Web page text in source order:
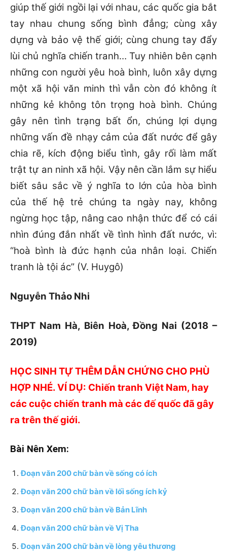
giúp thế giới ngồi lại với nhau, các quốc gia bắt
tay nhau chung sống bình đẳng; cùng xây
dựng và bảo vệ thế giới; cùng chung tay đẩy
lùi chủ nghĩa chiến tranh… Tuy nhiên bên cạnh
những con người yêu hoà bình, luôn xây dựng
một xã hội văn minh thì vẫn còn đó không ít
những kẻ không tôn trọng hoà bình. Chúng
gây nên tình trạng bất ổn, chúng lợi dụng
những vấn đề nhạy cảm của đất nước để gây
chia rẽ, kích động biểu tình, gây rối làm mất
trật tự an ninh xã hội. Vậy nên cần lắm sự hiểu
biết sâu sắc về ý nghĩa to lớn của hòa bình
của thế hệ trẻ chúng ta ngày nay, không
ngừng học tập, nâng cao nhận thức để có cái
nhìn đúng đắn nhất về tình hình đất nước, vì:
“hoà bình là đức hạnh của nhân loại. Chiến
tranh là tội ác” (V. Huygô)
Nguyễn Thảo Nhi
THPT Nam Hà, Biên Hoà, Đồng Nai (2018 –
2019)
HỌC SINH TỰ THÊM DẪN CHỨNG CHO PHÙ
HỢP NHÉ. VÍ DỤ: Chiến tranh Việt Nam, hay
các cuộc chiến tranh mà các đế quốc đã gây
ra trên thế giới.
Bài Nên Xem:
Đoạn văn 200 chữ bàn về sống có ích
Đoạn văn 200 chữ bàn về lối sống ích kỷ
Đoạn văn 200 chữ bàn về Bản Lĩnh
Đoạn văn 200 chữ bàn về Vị Tha
Đoạn văn 200 chữ bàn về lòng yêu thương